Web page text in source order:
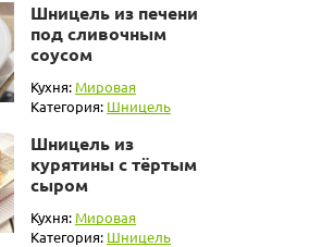
Шницель из печени
под сливочным
соусом
Кухня: Мировая
Категория: Шницель
Шницель из
курятины с тёртым
сыром
Кухня: Мировая
Категория: Шницель